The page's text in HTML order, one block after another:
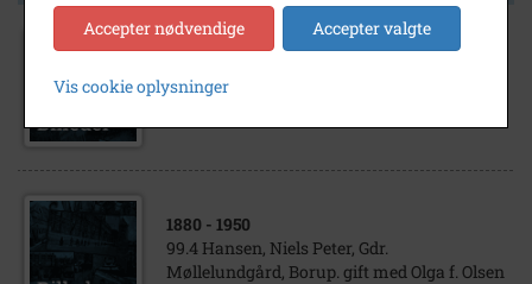
1900- 1950
99.4 Hansen, Niels Peter, Gdr.
1880 - 1950
99.4 Hansen, Niels Peter, Gdr.
Møllelundgård, Borup. gift med Olga f. Olsen
Accepter nødvendige Accepter valgte
Vis cookie oplysninger